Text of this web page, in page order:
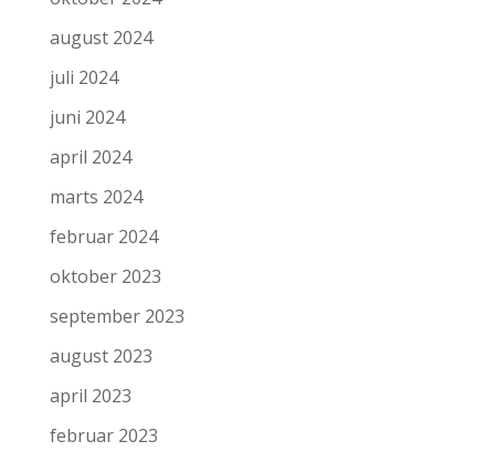
august 2024
juli 2024
juni 2024
april 2024
marts 2024
februar 2024
oktober 2023
september 2023
august 2023
april 2023
februar 2023